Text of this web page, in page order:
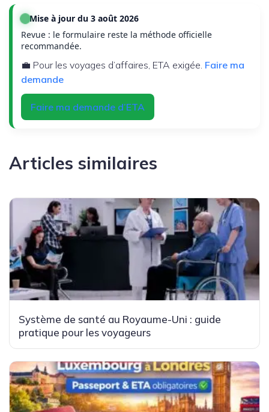
Mise à jour du 3 août 2026
Revue : le formulaire reste la méthode officielle
recommandée.
💼 Pour les voyages d’affaires, ETA exigée. Faire ma
demande
Faire ma demande d’ETA
Articles similaires
Système de santé au Royaume-Uni : guide
pratique pour les voyageurs